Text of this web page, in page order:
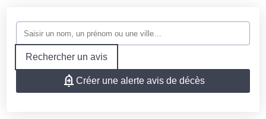
Rechercher un avis
Créer une alerte avis de décès